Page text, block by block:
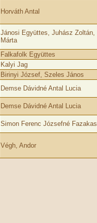
Horváth Antal
Jánosi Együttes, Juhász Zoltán,
Márta
Falkafolk Együttes
Kalyi Jag
Birinyi József, Szeles János
Demse Dávidné Antal Lucia
Demse Dávidné Antal Lucia
Simon Ferenc Józsefné
Végh, Andor